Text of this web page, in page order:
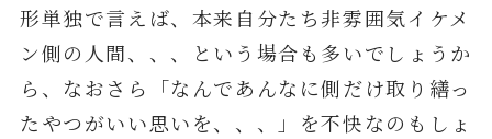
形単独で言えば、本来自分たち非雰囲気イケメ
ン側の人間、、、という場合も多いでしょうか
ら、なおさら「なんであんなに側だけ取り繕っ
たやつがいい思いを、、、」を不快なのもしょ